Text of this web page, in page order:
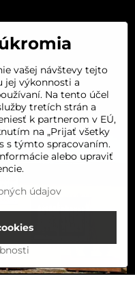
vašej návštevy tejto
jej výkonnosti a
Na tento účel
tretích strán a
k partnerom v EÚ,
na „Prijať všetky
s týmto spracovaním.
alebo upraviť
údajov